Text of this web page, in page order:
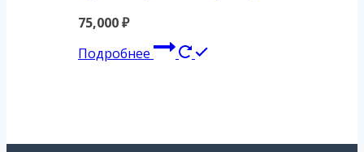
75,000₽
Подробнее